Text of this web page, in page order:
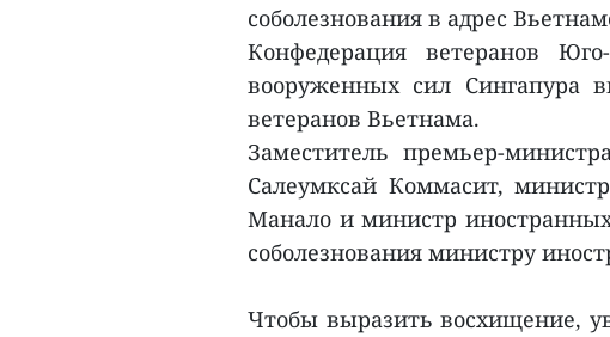
соболезнования в адрес
Конфедерация ветеранов
вооруженных сил Сингапура
ветеранов Вьетнама.
Заместитель премьер-
Салеумксай Коммасит,
Манало и министр
соболезнования министру
Чтобы выразить восхищение,